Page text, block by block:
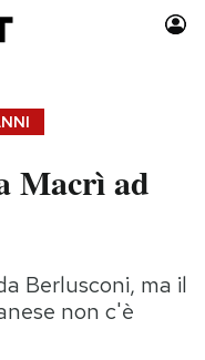
Idee
Boomer!
Macrì ad
Berlusconi, ma il
non c'è